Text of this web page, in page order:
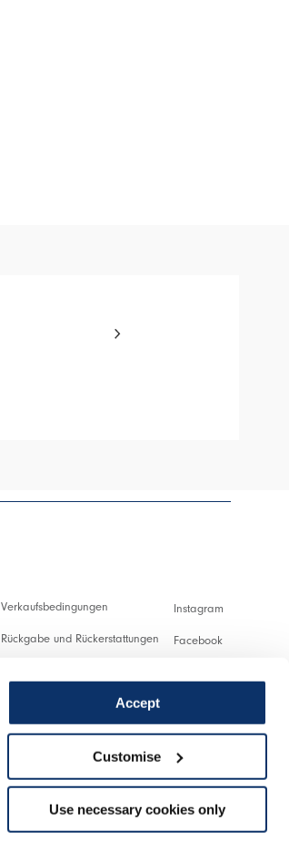
Accept
Customise
Use necessary cookies only
Verkaufsbedingungen
Rückgabe und Rückerstattungen
Cookies
Instagram
Facebook
Twitter
Spotify